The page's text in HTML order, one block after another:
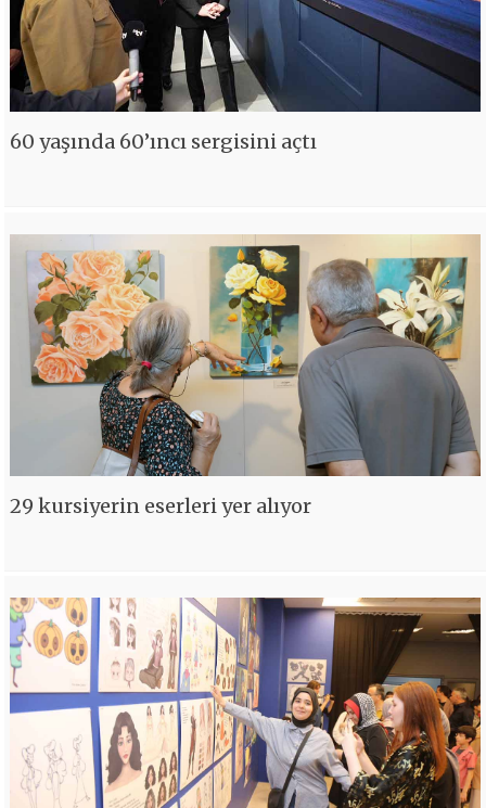
60 yaşında 60’ıncı sergisini açtı
29 kursiyerin eserleri yer alıyor